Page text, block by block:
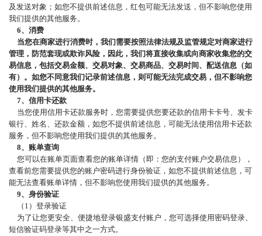
及发送对象；如您不提供前述信息，红包可能无法发送，但不影响您使用
我们提供的其他服务。
6、消费
当您在商家进行消费时，我们需要按照法律法规及监管规定对商家进行
管理，防范套现或欺诈风险，因此，我们将直接收集或向商家收集您的交
易信息，包括交易金额、交易对象、交易商品、交易时间、配送信息（如
有）。如您不同意我们记录前述信息，则可能无法完成交易，但不影响您
使用我们提供的其他服务。
7、信用卡还款
当您使用信用卡还款服务时，您需要提供您要还款的信用卡卡号、发卡
银行、姓名、还款金额，如您不提供前述信息，可能无法使用信用卡还款
服务，但不影响您使用我们提供的其他服务。
8、账单查询
您可以在账单页面查看您的账单详情（即：您的支付账户交易信息），
查看前您需要提供您的账户密码进行身份验证，如您不提供前述信息，可
能无法查看账单详情，但不影响您使用我们提供的其他服务。
9、身份验证
（ 1）登录验证
为了让您更安全、便捷地登录银盛支付账户，您可选择使用密码登录、
短信验证码登录等其中之一方式。